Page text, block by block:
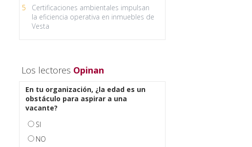
5
Certificaciones ambientales impulsan
la eficiencia operativa en inmuebles de
Vesta
Los lectores Opinan
En tu organización, ¿la edad es un
obstáculo para aspirar a una
vacante?
SI
NO